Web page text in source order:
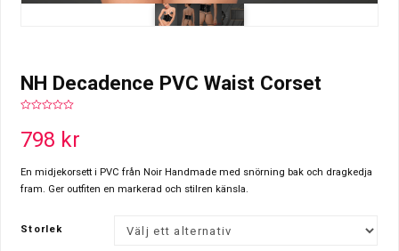
NH Decadence PVC Waist Corset
of
5
798 kr
En midjekorsett i PVC från Noir Handmade med snörning bak och dragkedja
fram. Ger outfiten en markerad och stilren känsla.
Storlek